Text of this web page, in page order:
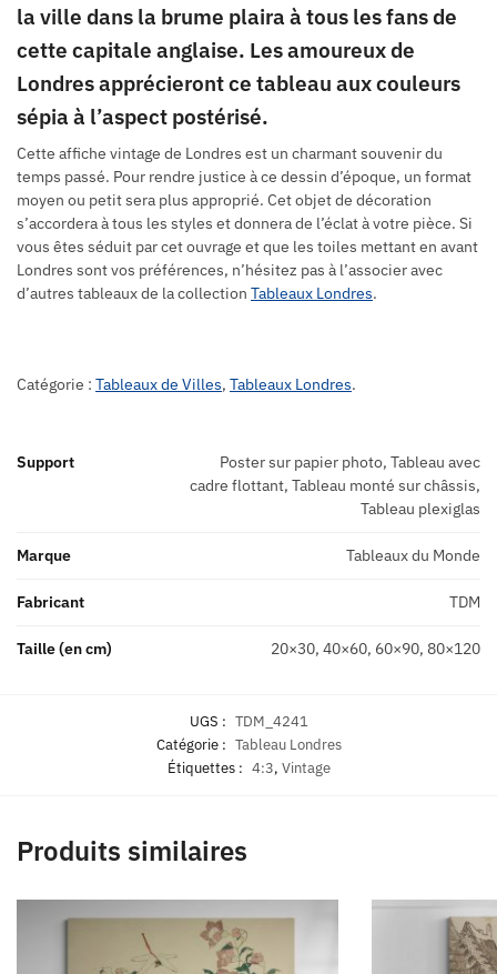
la ville dans la brume plaira à tous les fans de
cette capitale anglaise. Les amoureux de
Londres apprécieront ce tableau aux couleurs
sépia à l’aspect postérisé.
Cette affiche vintage de Londres est un charmant souvenir du
temps passé. Pour rendre justice à ce dessin d’époque, un format
moyen ou petit sera plus approprié. Cet objet de décoration
s’accordera à tous les styles et donnera de l’éclat à votre pièce. Si
vous êtes séduit par cet ouvrage et que les toiles mettant en avant
Londres sont vos préférences, n’hésitez pas à l’associer avec
d’autres tableaux de la collection Tableaux Londres.
Catégorie : Tableaux de Villes, Tableaux Londres.
Support
Poster sur papier photo, Tableau avec
cadre flottant, Tableau monté sur châssis,
Tableau plexiglas
Marque Tableaux du Monde
Fabricant TDM
Taille (en cm) 20×30, 40×60, 60×90, 80×120
UGS : TDM_4241
Catégorie : Tableau Londres
Étiquettes : 4:3, Vintage
Produits similaires